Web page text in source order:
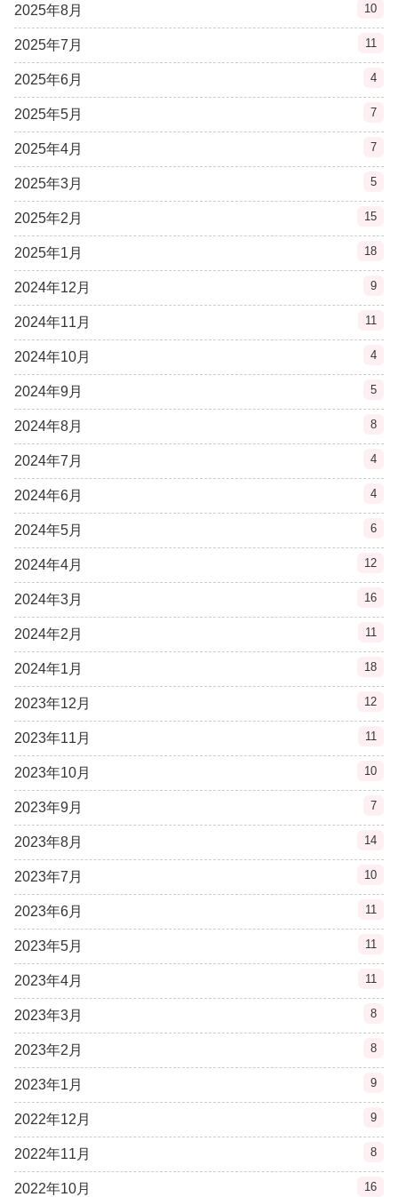
2025年8月 10
2025年7月 11
2025年6月 4
2025年5月 7
2025年4月 7
2025年3月 5
2025年2月 15
2025年1月 18
2024年12月 9
2024年11月 11
2024年10月 4
2024年9月 5
2024年8月 8
2024年7月 4
2024年6月 4
2024年5月 6
2024年4月 12
2024年3月 16
2024年2月 11
2024年1月 18
2023年12月 12
2023年11月 11
2023年10月 10
2023年9月 7
2023年8月 14
2023年7月 10
2023年6月 11
2023年5月 11
2023年4月 11
2023年3月 8
2023年2月 8
2023年1月 9
2022年12月 9
2022年11月 8
2022年10月 16